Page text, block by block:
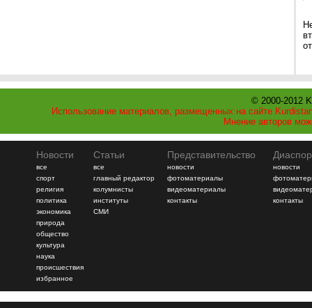
© 2000-2012
Использование материалов, размещенных на сайте
Мнение авторов
Новости
все
спорт
религия
политика
экономика
природа
общество
культура
наука
происшествия
избранное
Статьи
все
главный редактор
колумнисты
институты
СМИ
Представительство
новости
фотоматериалы
видеоматериалы
контакты
новости
контакты